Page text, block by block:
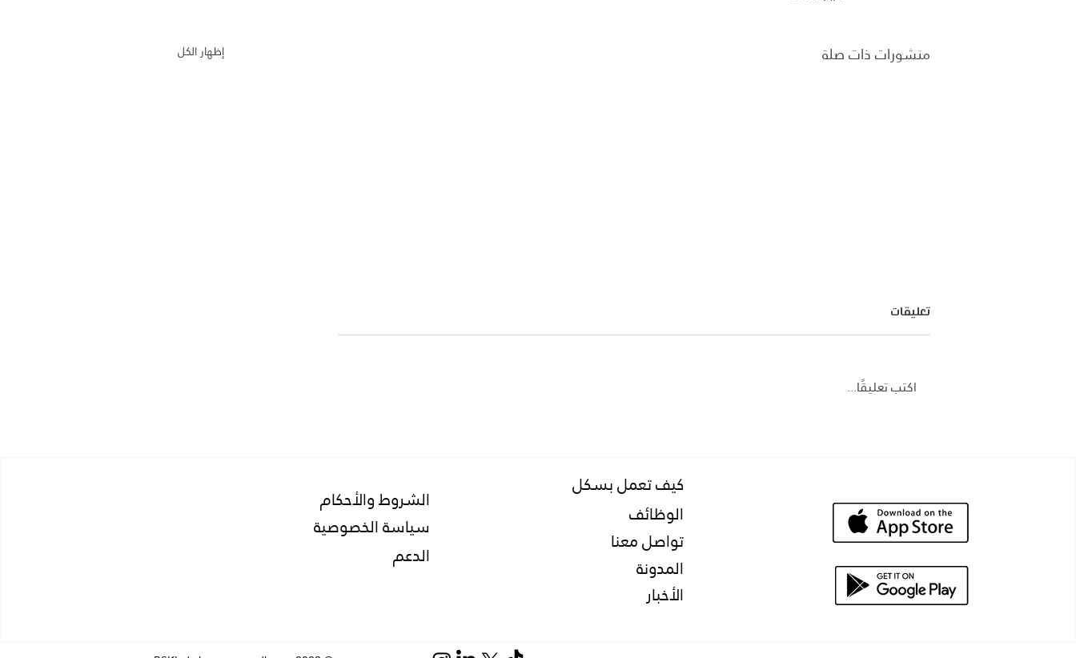
منشورات ذات صلة إظهار الكل
تعليقات
اكتب تعليقًا...
الشروط والأحكام
سياسة الخصوصية
الدعم
كيف تعمل بسكل
الوظائف
تواصل معنا
المدونة
الأخبار